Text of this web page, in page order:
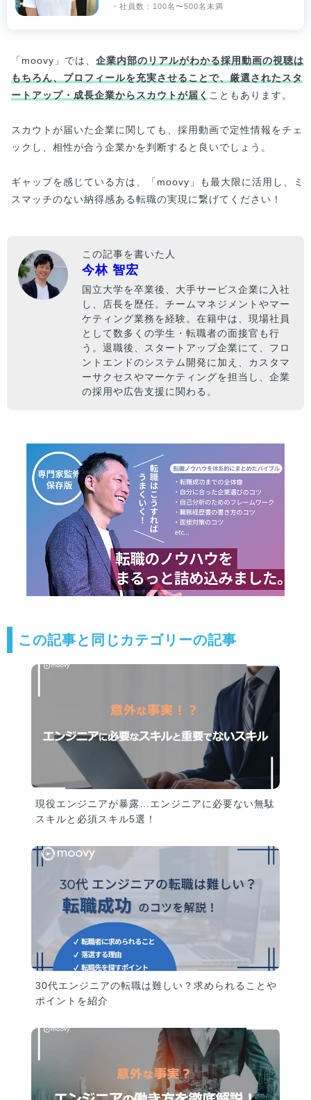
・社員数：100名〜500名未満
「moovy」では、 企業内部のリアルがわかる採用動画の視聴は
もちろん、プロフィールを充実させることで、厳選されたスタ
ートアップ・成長企業からスカウトが届く こともあります。
スカウトが届いた企業に関しても、採用動画で定性情報をチェ
ックし、相性が合う企業かを判断すると良いでしょう。
ギャップを感じている方は、「moovy」も最大限に活用し、ミ
スマッチのない納得感ある転職の実現に繋げてください！
この記事を書いた人
今林 智宏
国立大学を卒業後、大手サービス企業に入社
し、店長を歴任。チームマネジメントやマー
ケティング業務を経験。在籍中は、現場社員
として数多くの学生・転職者の面接官も行
う。退職後、スタートアップ企業にて、フロ
ントエンドのシステム開発に加え、カスタマ
ーサクセスやマーケティングを担当し、企業
の採用や広告支援に関わる。
この記事と同じカテゴリーの記事
現役エンジニアが暴露…エンジニアに必要ない無駄
スキルと必須スキル5選！
30代エンジニアの転職は難しい？求められることや
ポイントを紹介